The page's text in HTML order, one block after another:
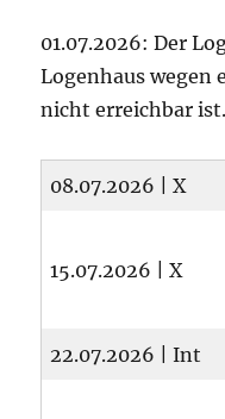
01.07.2026: Der
Logenhaus wegen
nicht erreichbar ist.
08.07.2026 | X
15.07.2026 | X
22.07.2026 | Int